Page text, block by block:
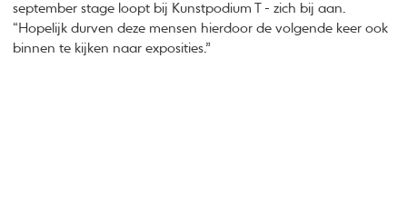
september stage loopt bij Kunstpodium T - zich bij aan.
“Hopelijk durven deze mensen hierdoor de volgende keer ook
binnen te kijken naar exposities.”